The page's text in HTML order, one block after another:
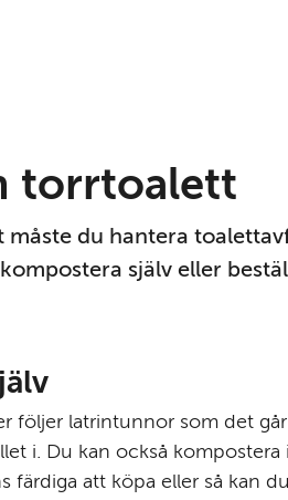
torrtoalett
du hantera
själv eller
följer latrintunnor som det
i. Du kan också kompostera
färdiga att köpa eller så kan